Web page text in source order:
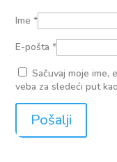
Ime*
E-pošta*
Sačuvaj moje ime,
veba za sledeći put